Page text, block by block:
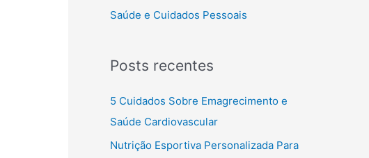
Saúde e Cuidados Pessoais
Posts recentes
5 Cuidados Sobre Emagrecimento e
Saúde Cardiovascular
Nutrição Esportiva Personalizada Para